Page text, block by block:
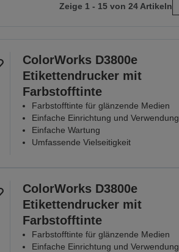
Zeige 1 - 15 von 24 Artikeln
ColorWorks D3800e
Etikettendrucker mit
Farbstofftinte
Farbstofftinte für glänzende Medien
Einfache Einrichtung und Verwendung
Einfache Wartung
Umfassende Vielseitigkeit
ColorWorks D3800e
Etikettendrucker mit
Farbstofftinte
Farbstofftinte für glänzende Medien
Einfache Einrichtung und Verwendung